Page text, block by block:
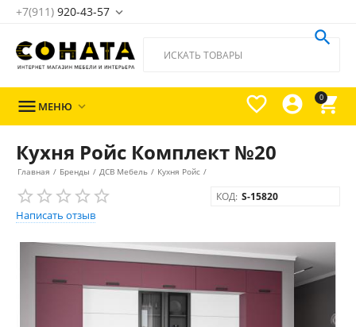
+7(911) 920-43-57 
0




 МЕНЮ 
Кухня Ройс Комплект №20
Главная / Бренды / ДСВ Мебель / Кухня Ройс /
Написать отзыв
КОД: S-15820